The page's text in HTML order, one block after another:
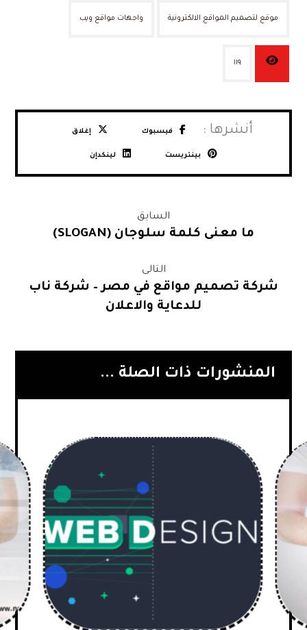
موقع لتصميم المواقع الالكترونية واجهات مواقع ويب
١١٩
فيسبوك إغلاق
بينتريست لينكدإن
السابق
ما معنى كلمة سلوجان (SLOGAN)
التالى
شركة تصميم مواقع في مصر – شركة ناب
للدعاية والاعلان
المنشورات ذات الصلة ...